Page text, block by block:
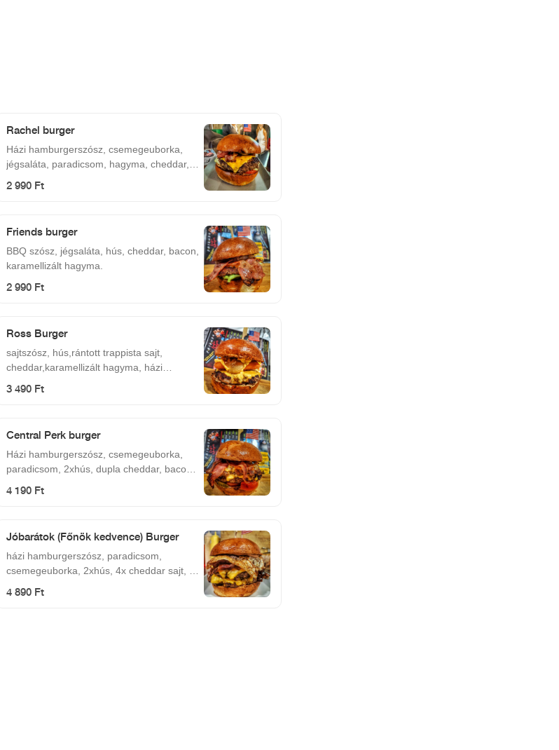
Rachel burger
Házi hamburgerszósz, csemegeuborka,
jégsaláta, paradicsom, hagyma, cheddar,
2 990 Ft
Friends burger
BBQ szósz, jégsaláta, hús, cheddar, bacon,
karamellizált hagyma.
2 990 Ft
Ross Burger
sajtszósz, hús,rántott trappista sajt,
cheddar,karamellizált hagyma, házi
3 490 Ft
Central Perk burger
Házi hamburgerszósz, csemegeuborka,
paradicsom, 2xhús, dupla cheddar, bacon,
4 190 Ft
Jóbarátok (Főnök kedvence) Burger
házi hamburgerszósz, paradicsom,
csemegeuborka, 2xhús, 4x cheddar sajt, 4x
4 890 Ft